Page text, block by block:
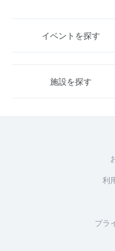
イベントを探す
施設を探す
利
プラ